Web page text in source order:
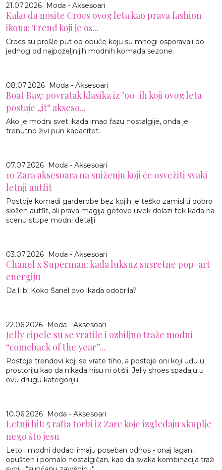
21.07.2026 Moda - Aksesoari
Kako da nosite Crocs ovog leta kao prava fashion
ikona: Trend koji je os...
Crocs su prošle put od obuće koju su mnogi osporavali do
jednog od najpoželjnijih modnih komada sezone.
08.07.2026 Moda - Aksesoari
Boat Bag: povratak klasika iz ’90-ih koji ovog leta
postaje „it“ akseso...
Ako je modni svet ikada imao fazu nostalgije, onda je
trenutno živi pun kapacitet.
07.07.2026 Moda - Aksesoari
10 Zara aksesoara na sniženju koji će osvežiti svaki
letnji autfit
Postoje komadi garderobe bez kojih je teško zamisliti dobro
složen autfit, ali prava magija gotovo uvek dolazi tek kada na
scenu stupe modni detalji.
03.07.2026 Moda - Aksesoari
Chanel x Superman: kada luksuz susretne pop-art
energiju
Da li bi Koko Šanel ovo ikada odobrila?
22.06.2026 Moda - Aksesoari
Jelly cipele su se vratile i ozbiljno traže modni
“comeback of the year”...
Postoje trendovi koji se vrate tiho, a postoje oni koji uđu u
prostoriju kao da nikada nisu ni otišli. Jelly shoes spadaju u
ovu drugu kategoriju.
10.06.2026 Moda - Aksesoari
Letnji hit: 5 rafia torbi iz Zare koje izgledaju skuplje
nego što jesu
Leto i modni dodaci imaju poseban odnos - onaj lagan,
opušten i pomalo nostalgičan, kao da svaka kombinacija traži